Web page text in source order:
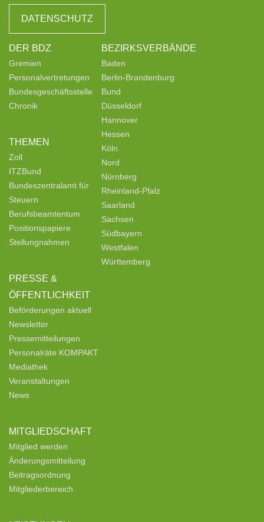
DATENSCHUTZ
DER BDZ
Gremien
Personalvertretungen
Bundesgeschäftsstelle
Chronik
THEMEN
Zoll
ITZBund
Bundeszentralamt für
Steuern
Berufsbeamtentum
Positionspapiere
Stellungnahmen
PRESSE &
ÖFFENTLICHKEIT
Beförderungen aktuell
Newsletter
Pressemitteilungen
Personalräte KOMPAKT
Mediathek
Veranstaltungen
News
MITGLIEDSCHAFT
Mitglied werden
Änderungsmitteilung
Beitragsordnung
Mitgliederbereich
BEZIRKSVERBÄNDE
Baden
Berlin-Brandenburg
Bund
Düsseldorf
Hannover
Hessen
Köln
Nord
Nürnberg
Rheinland-Pfalz
Saarland
Sachsen
Südbayern
Westfalen
Württemberg